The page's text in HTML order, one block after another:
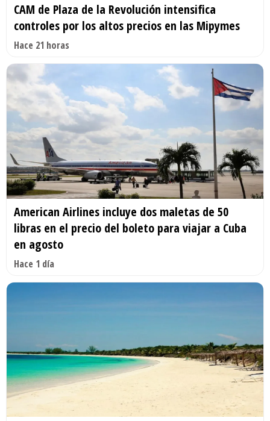
CAM de Plaza de la Revolución intensifica
controles por los altos precios en las Mipymes
Hace 21 horas
American Airlines incluye dos maletas de 50
libras en el precio del boleto para viajar a Cuba
en agosto
Hace 1 día